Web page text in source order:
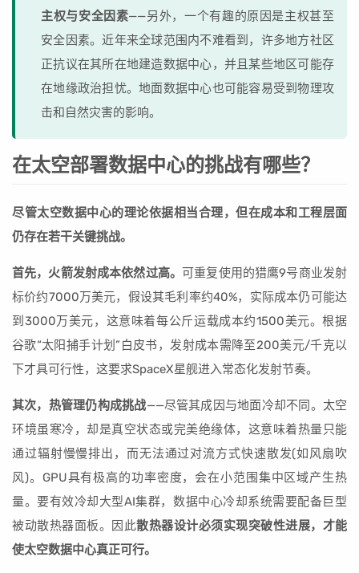
主权与安全因素——另外，一个有趣的原因是主权甚至
安全因素。近年来全球范围内不难看到，许多地方社区
正抗议在其所在地建造数据中心，并且某些地区可能存
在地缘政治担忧。地面数据中心也可能容易受到物理攻
击和自然灾害的影响。
在太空部署数据中心的挑战有哪些？
尽管太空数据中心的理论依据相当合理，但在成本和工程层面
仍存在若干关键挑战。
首先，火箭发射成本依然过高。
可重复使用的猎鹰9号商业发射
标价约7000万美元，假设其毛利率约40%，实际成本仍可能达
到3000万美元，这意味着每公斤运载成本约1500美元。根据
谷歌“太阳捕手计划”白皮书，发射成本需降至200美元/千克以
下才具可行性，这要求SpaceX星舰进入常态化发射节奏。
其次，热管理仍构成挑战——尽管其成因与地面冷却不同。太空
环境虽寒冷，却是真空状态或完美绝缘体，这意味着热量只能
通过辐射慢慢排出，而无法通过对流方式快速散发(如风扇吹
风)。GPU具有极高的功率密度，会在小范围集中区域产生热
量。要有效冷却大型AI集群，数据中心冷却系统需要配备巨型
被动散热器面板。因此散热器设计必须实现突破性进展，才能
使太空数据中心真正可行。